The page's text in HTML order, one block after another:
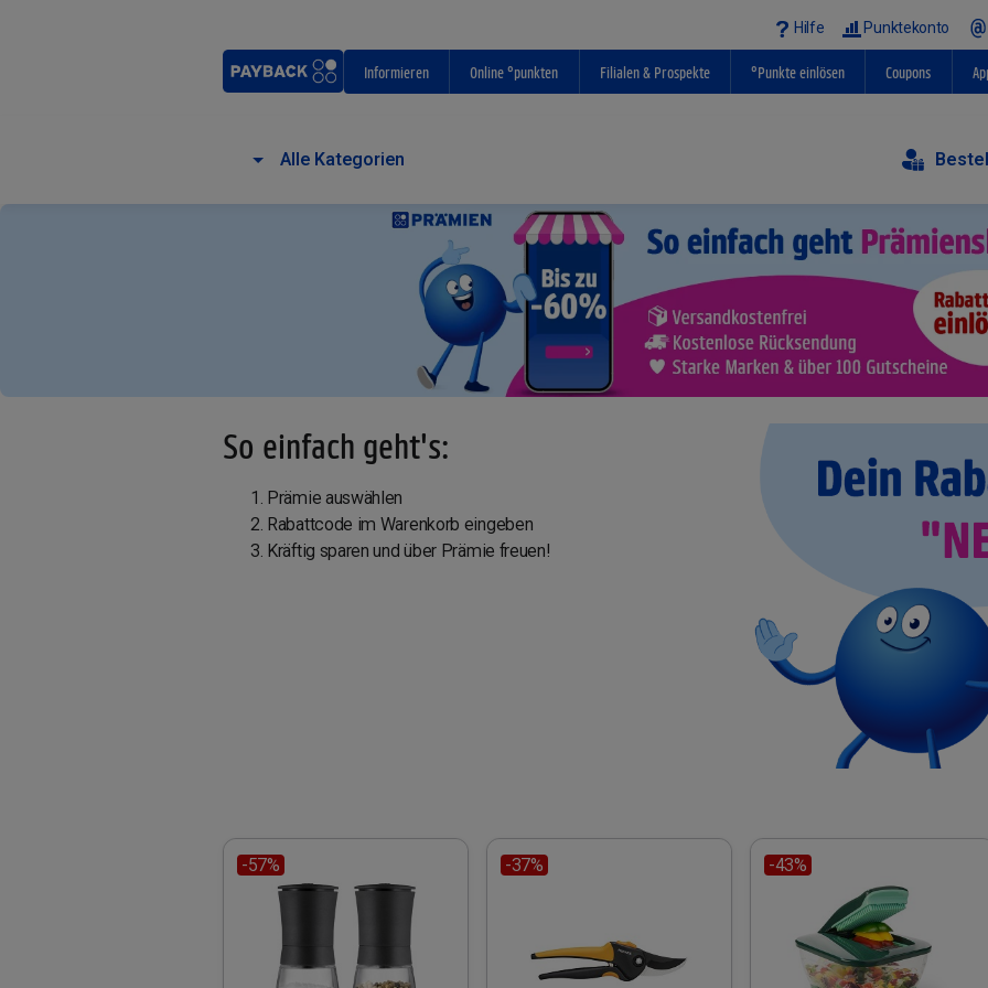
Hilfe Punktekonto
Informieren Online °punkten Filialen & Prospekte °Punkte einlösen Coupons
Alle Kategorien
So einfach geht's:
Prämie auswählen
Rabattcode im Warenkorb eingeben
Kräftig sparen und über Prämie freuen!
-57% -37% -43%